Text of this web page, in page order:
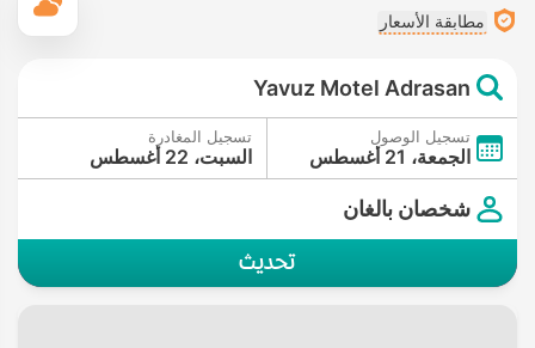
مطابقة الأسعار
Yavuz Motel Adrasan
تسجيل الوصول
الجمعة، 21 أغسطس
تسجيل المغادرة
السبت، 22 أغسطس
شخصان بالغان
تحديث